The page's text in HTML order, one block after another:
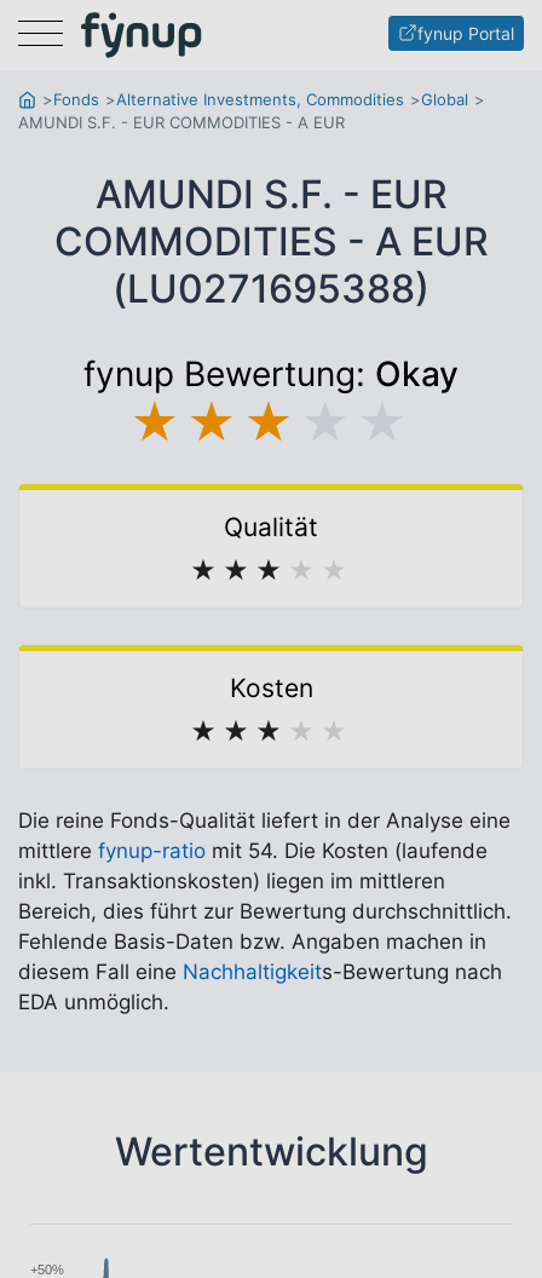
Menu fynup Portal
Fonds Alternative Investments, Commodities
Global
AMUNDI S.F. - EUR COMMODITIES - A EUR
AMUNDI S.F. - EUR
COMMODITIES - A EUR
(LU0271695388)
fynup Bewertung: Okay
★ ★ ★
Qualität
★ ★ ★ ★ ★
Kosten
★ ★ ★ ★ ★
Die reine Fonds-Qualität liefert in der Analyse eine
mittlere fynup-ratio mit 54. Die Kosten (laufende
inkl. Transaktionskosten) liegen im mittleren
Bereich, dies führt zur Bewertung durchschnittlich.
Fehlende Basis-Daten bzw. Angaben machen in
diesem Fall eine Nachhaltigkeits-Bewertung nach
EDA unmöglich.
Wertentwicklung
+50%